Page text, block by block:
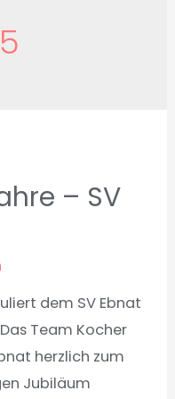
– SV
dem SV Ebnat
Team Kocher
herzlich zum
Jubiläum